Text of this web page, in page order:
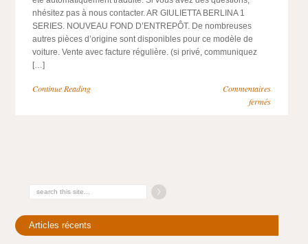
nhésitez pas à nous contacter. AR GIULIETTA BERLINA 1
SERIES. NOUVEAU FOND D’ENTREPÔT. De nombreuses
autres pièces d’origine sont disponibles pour ce modèle de
voiture. Vente avec facture régulière. (si privé, communiquez
[…]
Continue Reading
Commentaires
fermés
Articles récents